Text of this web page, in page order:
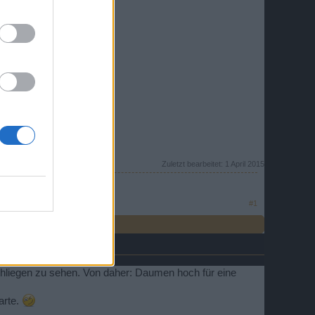
Zuletzt bearbeitet: 1 April 2015
#1
zu sehen. Von daher: Daumen hoch für eine